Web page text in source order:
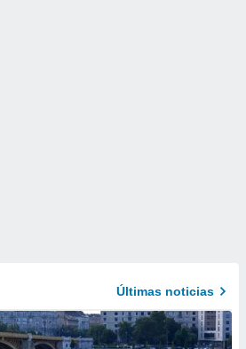
Últimas noticias